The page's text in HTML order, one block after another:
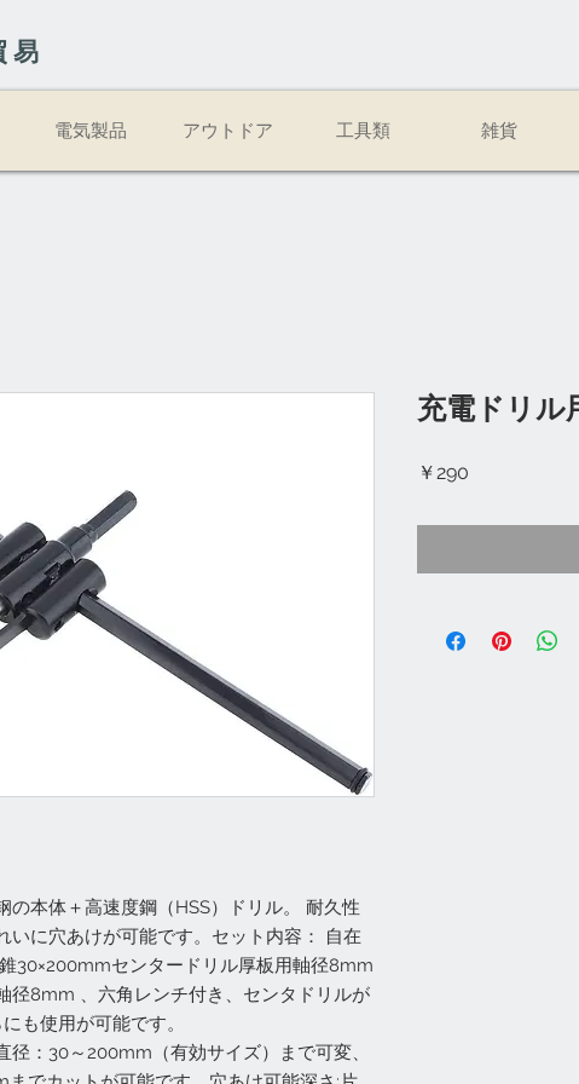
易
電気製品 アウトドア 工具類 雑貨
の本体＋高速度鋼（HSS）ドリル。 耐久性
いに穴あけが可能です。セット内容： 自在
30×200mmセンタードリル厚板用軸径8mm
径8mm 、六角レンチ付き、センタドリルが
も使用が可能です。
径：30～200mm（有効サイズ）まで可変、
充電ドリル
￥290